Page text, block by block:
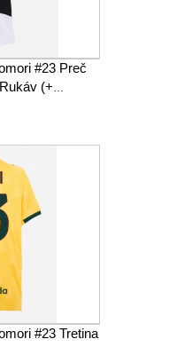
#23 Preč
(+
#23 Tretina